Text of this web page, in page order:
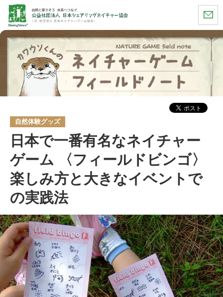
自然体験グッズ
日本で一番有名なネイチャー
ゲーム 〈フィールドビンゴ〉
楽しみ方と大きなイベントで
の実践法